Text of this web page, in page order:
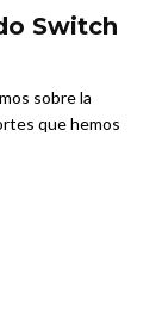
Switch
sobre la
que hemos